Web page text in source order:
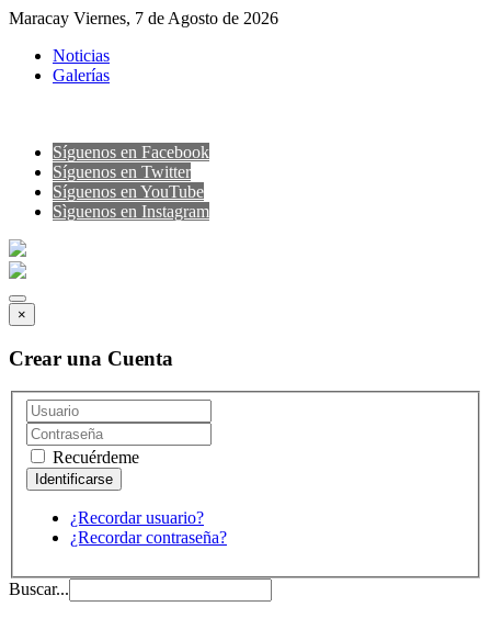
Maracay Viernes, 7 de Agosto de 2026
Noticias
Galerías
Síguenos en Facebook
Síguenos en Twitter
Síguenos en YouTube
Sìguenos en Instagram
×
Crear una Cuenta
Recuérdeme
¿Recordar usuario?
¿Recordar contraseña?
Buscar...